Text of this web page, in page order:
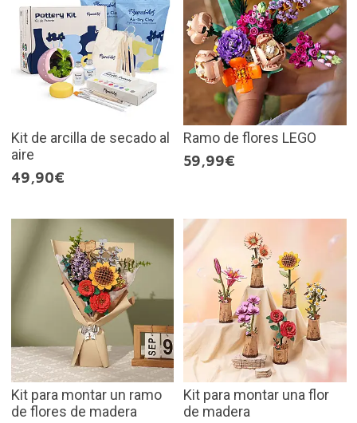
Kit de arcilla de secado al
aire
49,90€
Ramo de flores LEGO
59,99€
Kit para montar un ramo
de flores de madera
Kit para montar una flor
de madera